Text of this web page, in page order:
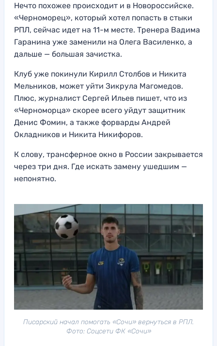
Нечто похожее происходит и в Новороссийске.
«Черноморец», который хотел попасть в стыки
РПЛ, сейчас идет на 11-м месте. Тренера Вадима
Гаранина уже заменили на Олега Василенко, а
дальше — большая зачистка.
Клуб уже покинули Кирилл Столбов и Никита
Мельников, может уйти Зикрула Магомедов.
Плюс, журналист Сергей Ильев пишет, что из
«Черноморца» скорее всего уйдут защитник
Денис Фомин, а также форварды Андрей
Окладников и Никита Никифоров.
К слову, трансферное окно в России закрывается
через три дня. Где искать замену ушедшим —
непонятно.
Писарский начал помогать «Сочи» вернуться в РПЛ.
Фото: Соцсети ФК «Сочи»